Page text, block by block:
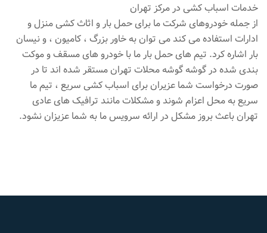
خدمات اسباب کشی در مرکز تهران
از جمله خودروهای شرکت ما برای حمل بار و اثاث کشی منزل و
ادارات استفاده می کند می توان به خاور بزرگ ، کامیون ، و نیسان
بار اشاره کرد. تیم های حمل بار ما با خودرو های مسقف و موکت
بندی شده در گوشه گوشه محلات تهران مستقر شده اند تا در
صورت درخواست شما عزیران برای اسباب کشی سریع ، تیم ما
سریع به محل اعزام شوند و مشکلات مانند ترافیک های عادی
تهران باعث بروز مشکل در ارائه سرویس ما به شما عزیزان نشود.